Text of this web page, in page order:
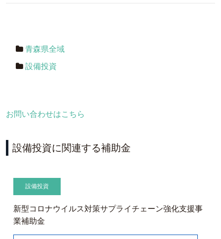
青森県全域
設備投資
お問い合わせはこちら
設備投資に関連する補助金
設備投資
新型コロナウイルス対策サプライチェーン強化支援事
業補助金